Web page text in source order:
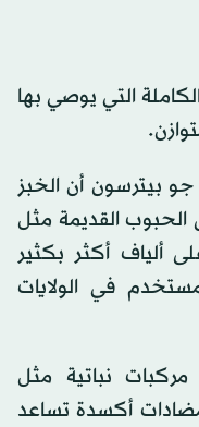
التي يوصي بها
بيترسون أن الخبز
القديمة مثل
ألياف أكثر بكثير
في الولايات
نباتية مثل
أكسدة تساعد